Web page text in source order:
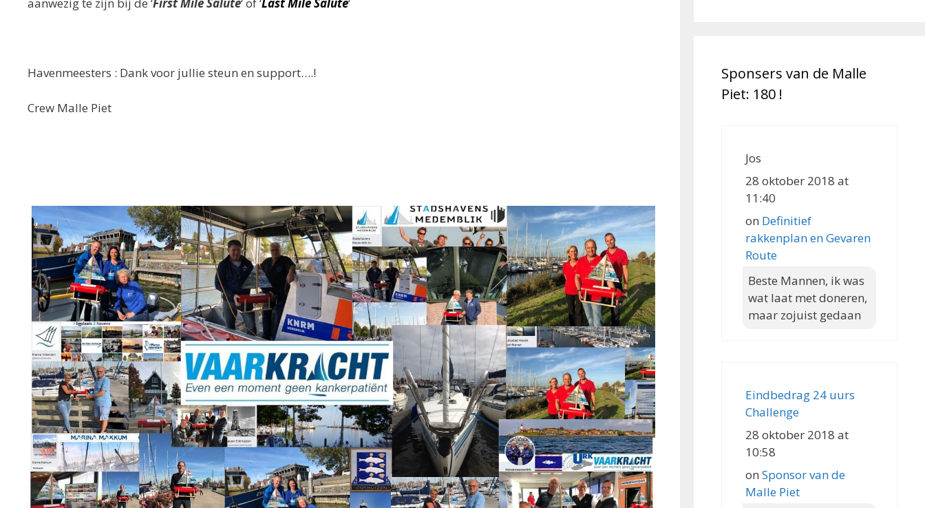
aanwezig te zijn bij de ‘First Mile Salute‘ of ‘Last Mile Salute‘
Havenmeesters : Dank voor jullie steun en support….!
Crew Malle Piet
Sponsers van de Malle
Piet: 180 !
Jos
28 oktober 2018 at
11:40
on Definitief
rakkenplan en Gevaren
Route
Beste Mannen, ik was
wat laat met doneren,
maar zojuist gedaan
Eindbedrag 24 uurs
Challenge
28 oktober 2018 at
10:58
on Sponsor van de
Malle Piet